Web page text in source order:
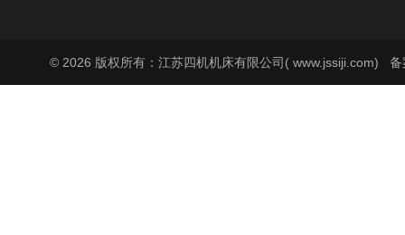
© 2026 版权所有：江苏四机机床有限公司( www.jssiji.com) 备